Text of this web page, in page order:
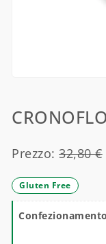
Prezzo:32,80€
Gluten Free
Confezionamento